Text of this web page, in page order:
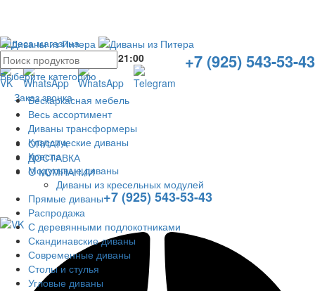
Адреса магазина
+7 (925) 543-53-43
Без выходных с10:00 21:00
Заказ звонка
ОПЛАТА
ДОСТАВКА
О КОМПАНИИ
+7 (925) 543-53-43
Выберите категорию
Бескаркасная мебель
Весь ассортимент
Диваны трансформеры
Классические диваны
Кресла
Модульные диваны
Диваны из кресельных модулей
Прямые диваны
Распродажа
С деревянными подлокотниками
Скандинавские диваны
Современные диваны
Столы и стулья
Угловые диваны